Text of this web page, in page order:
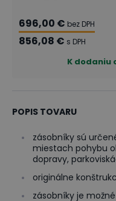
696,00 € bez DPH
856,08 € s DPH
K dodaniu
POPIS TOVARU
zásobníky sú
miestach pohybu
dopravy,
originálne
zásobníky je